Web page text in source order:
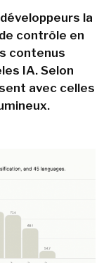
la
contrôle en
contenus
IA. Selon
avec celles